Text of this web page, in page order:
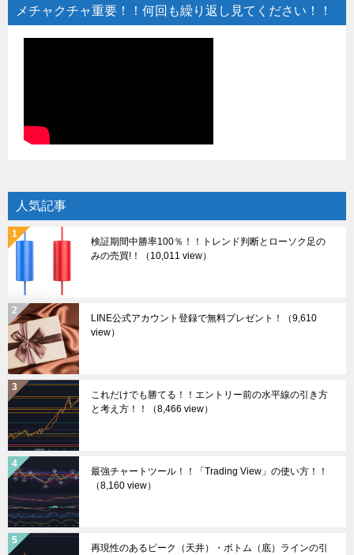
メチャクチャ重要！！何回も繰り返し見てください！！
人気記事
検証期間中勝率100％！！トレンド判断とローソク足の
みの売買!！
（10,011 view）
LINE公式アカウント登録で無料プレゼント！
（9,610
view）
これだけでも勝てる！！エントリー前の水平線の引き方
と考え方！！
（8,466 view）
最強チャートツール！！「Trading View」の使い方！！
（8,160 view）
再現性のあるピーク（天井）・ボトム（底）ラインの引